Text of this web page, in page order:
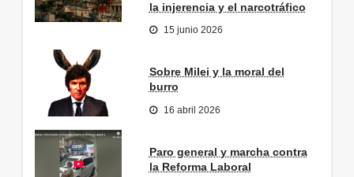
la injerencia y el narcotráfico
15 junio 2026
Sobre Milei y la moral del
burro
16 abril 2026
Paro general y marcha contra
la Reforma Laboral